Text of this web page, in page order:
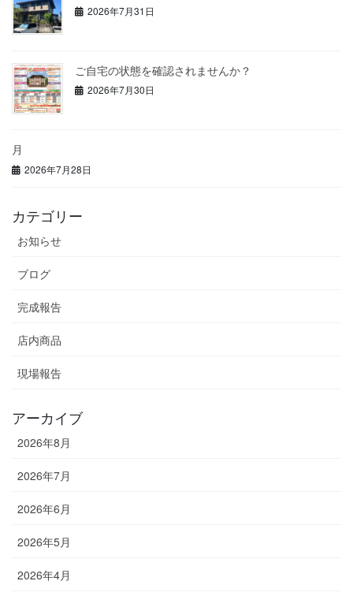
2026年7月31日
ご自宅の状態を確認されませんか？
2026年7月30日
月
2026年7月28日
カテゴリー
お知らせ
ブログ
完成報告
店内商品
現場報告
アーカイブ
2026年8月
2026年7月
2026年6月
2026年5月
2026年4月